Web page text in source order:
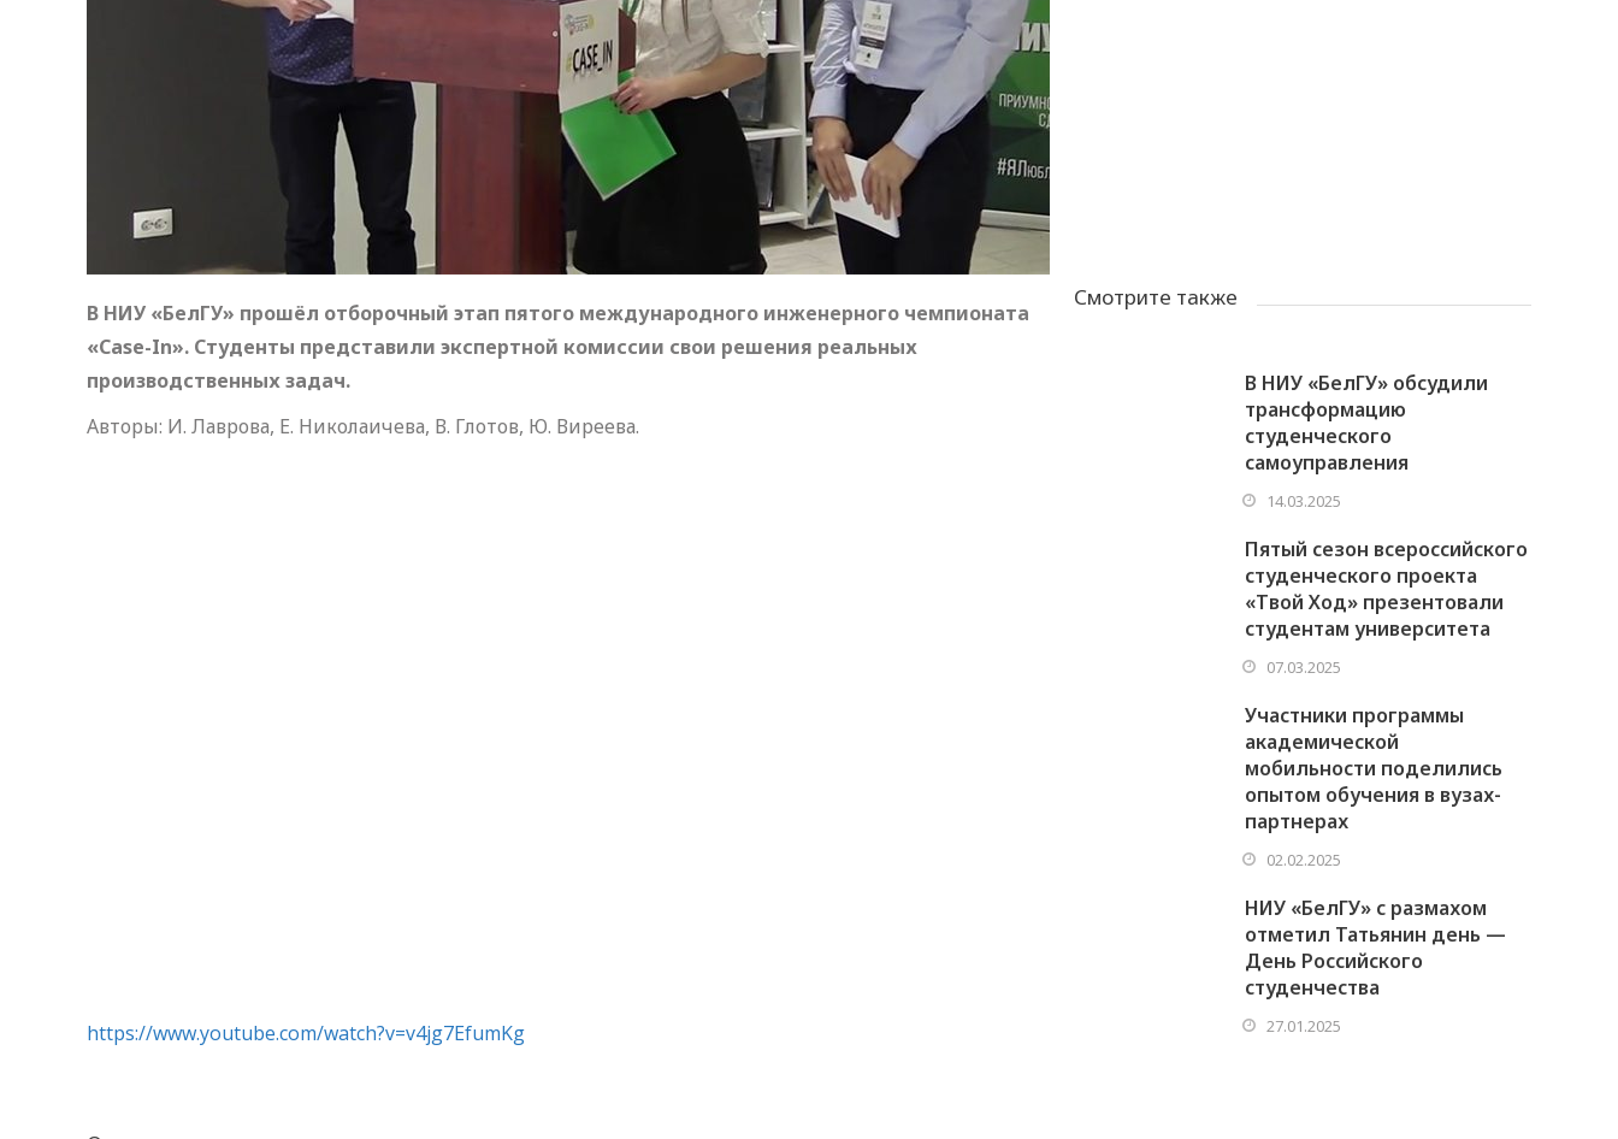
В НИУ «БелГУ» прошёл отборочный этап пятого международного инженерного чемпионата
«Case-In». Студенты представили экспертной комиссии свои решения реальных
производственных задач.
Авторы: И. Лаврова, Е. Николаичева, В. Глотов, Ю. Виреева.
https://www.youtube.com/watch?v=v4jg7EfumKg
Смотрите также
В НИУ «БелГУ» обсудили
трансформацию
студенческого
самоуправления
14.03.2025
Пятый сезон всероссийского
студенческого проекта
«Твой Ход» презентовали
студентам университета
07.03.2025
Участники программы
академической
мобильности поделились
опытом обучения в вузах-
партнерах
02.02.2025
НИУ «БелГУ» с размахом
отметил Татьянин день —
День Российского
студенчества
27.01.2025